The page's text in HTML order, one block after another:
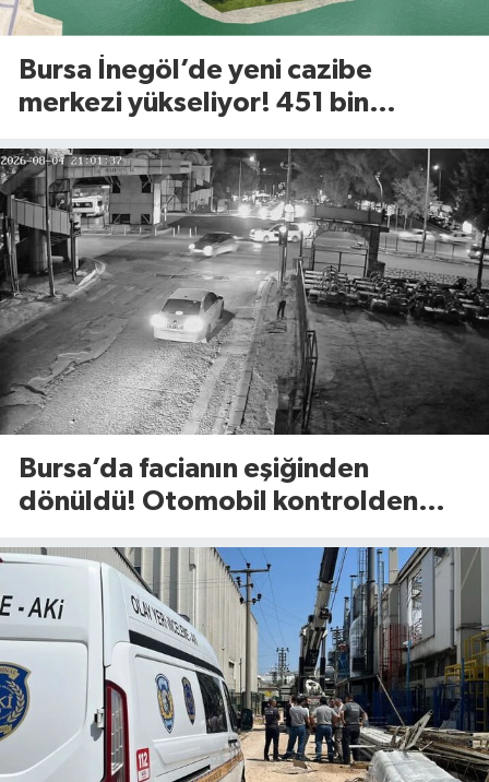
Bursa İnegöl’de yeni cazibe
merkezi yükseliyor! 451 bin
geri sayım başladı
Bursa’da facianın eşiğinden
dönüldü! Otomobil kontrolden